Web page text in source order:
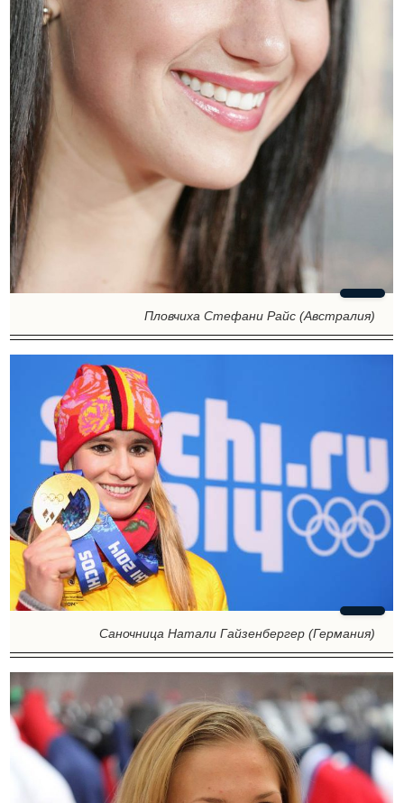
Пловчиха Стефани Райс (Австралия)
Саночница Натали Гайзенбергер (Германия)